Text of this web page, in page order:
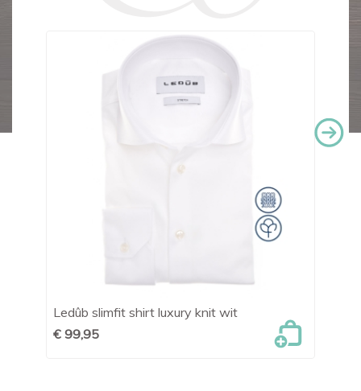
Ledûb slimfit shirt luxury knit wit
€ 99,95